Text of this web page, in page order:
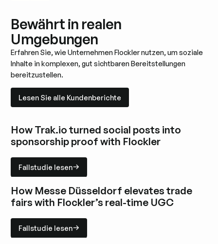
Bewährt in realen
Umgebungen
Erfahren Sie, wie Unternehmen Flockler nutzen, um soziale
Inhalte in komplexen, gut sichtbaren Bereitstellungen
bereitzustellen.
Lesen Sie alle Kundenberichte
How Trak.io turned social posts into
sponsorship proof with Flockler
Fallstudie lesen
How Messe Düsseldorf elevates trade
fairs with Flockler’s real-time UGC
Fallstudie lesen